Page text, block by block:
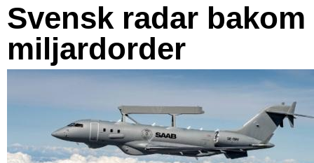
Svensk radar bakom
miljardorder